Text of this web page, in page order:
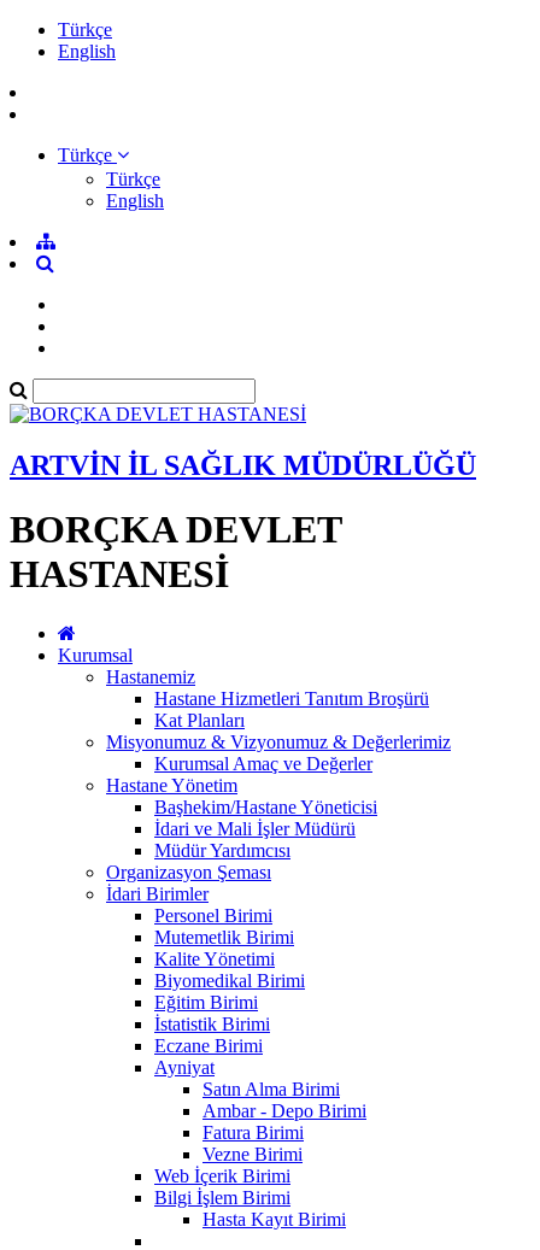
Türkçe
English
Türkçe
Türkçe
English
ARTVİN İL SAĞLIK MÜDÜRLÜĞÜ
BORÇKA DEVLET
HASTANESİ
Kurumsal
Hastanemiz
Hastane Hizmetleri Tanıtım Broşürü
Kat Planları
Misyonumuz & Vizyonumuz & Değerlerimiz
Kurumsal Amaç ve Değerler
Hastane Yönetim
Başhekim/Hastane Yöneticisi
İdari ve Mali İşler Müdürü
Müdür Yardımcısı
Organizasyon Şeması
İdari Birimler
Personel Birimi
Mutemetlik Birimi
Kalite Yönetimi
Biyomedikal Birimi
Eğitim Birimi
İstatistik Birimi
Eczane Birimi
Ayniyat
Satın Alma Birimi
Ambar - Depo Birimi
Fatura Birimi
Vezne Birimi
Web İçerik Birimi
Bilgi İşlem Birimi
Hasta Kayıt Birimi